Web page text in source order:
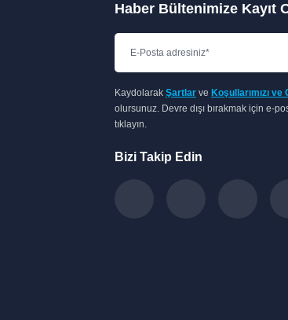
Haber Bültenimize Kayıt
Kaydolarak Şartlar ve Koşullarımızı ve
olursunuz. Devre dışı bırakmak için e-
tıklayın.
Bizi Takip Edin